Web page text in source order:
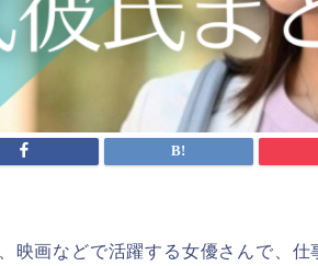
映画などで活躍する女優さんで、